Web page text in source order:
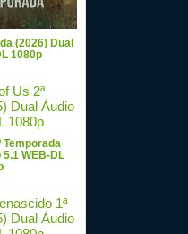
(2026) Dual
1080p
Temporada
WEB-DL